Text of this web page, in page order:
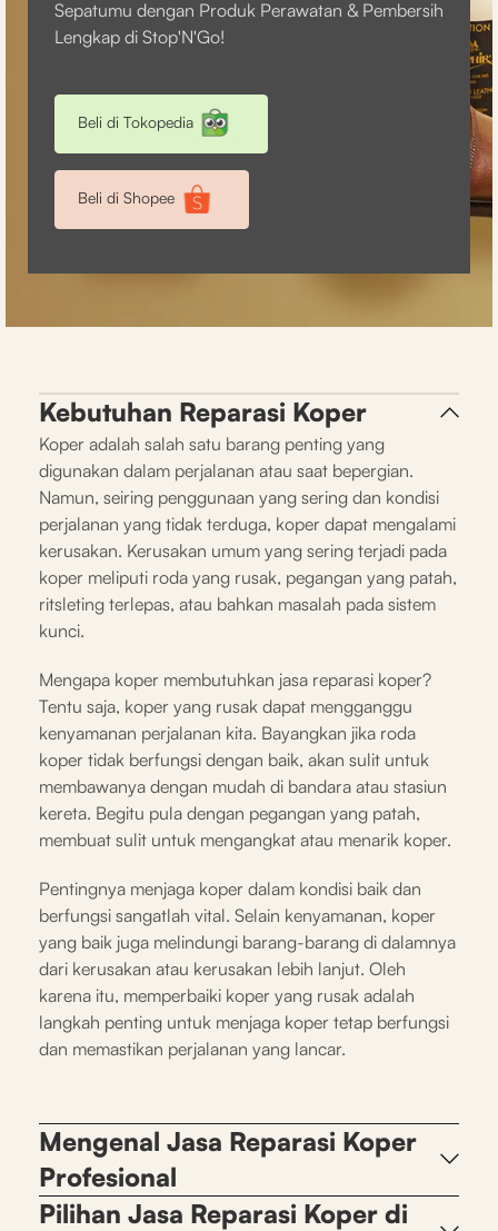
Sepatumu dengan Produk Perawatan & Pembersih
Lengkap di Stop'N'Go!
Beli di Tokopedia
Beli di Shopee
Kebutuhan Reparasi Koper
Koper adalah salah satu barang penting yang
digunakan dalam perjalanan atau saat bepergian.
Namun, seiring penggunaan yang sering dan kondisi
perjalanan yang tidak terduga, koper dapat mengalami
kerusakan. Kerusakan umum yang sering terjadi pada
koper meliputi roda yang rusak, pegangan yang patah,
ritsleting terlepas, atau bahkan masalah pada sistem
kunci.
Mengapa koper membutuhkan jasa reparasi koper?
Tentu saja, koper yang rusak dapat mengganggu
kenyamanan perjalanan kita. Bayangkan jika roda
koper tidak berfungsi dengan baik, akan sulit untuk
membawanya dengan mudah di bandara atau stasiun
kereta. Begitu pula dengan pegangan yang patah,
membuat sulit untuk mengangkat atau menarik koper.
Pentingnya menjaga koper dalam kondisi baik dan
berfungsi sangatlah vital. Selain kenyamanan, koper
yang baik juga melindungi barang-barang di dalamnya
dari kerusakan atau kerusakan lebih lanjut. Oleh
karena itu, memperbaiki koper yang rusak adalah
langkah penting untuk menjaga koper tetap berfungsi
dan memastikan perjalanan yang lancar.
Mengenal Jasa Reparasi Koper
Profesional
Pilihan Jasa Reparasi Koper di